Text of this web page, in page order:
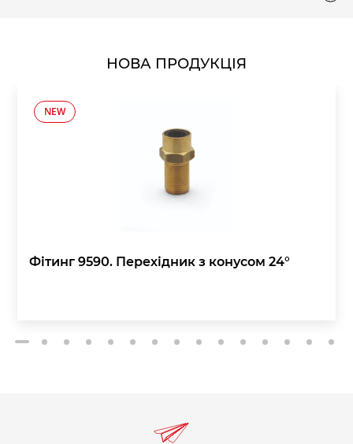
GY-80-100 80-100
НОВА ПРОДУКЦІЯ
NEW
Фітинг 9590. Перехідник з конусом 24°
2 3 4 5 6 7 8 9 10 11 12 13 14 15